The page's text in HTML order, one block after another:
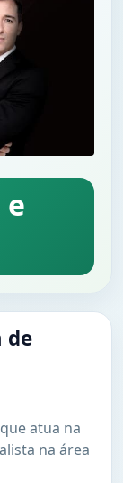
de
atua na
na área